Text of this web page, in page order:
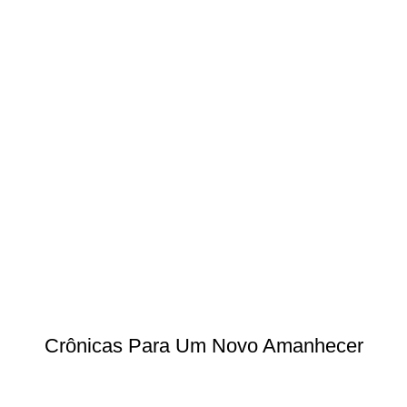
Crônicas Para Um Novo Amanhecer